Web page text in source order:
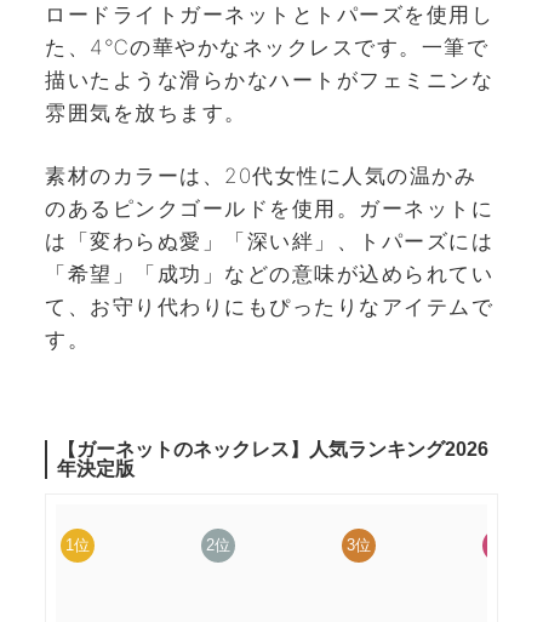
ロードライトガーネットとトパーズを使用し
た、4℃の華やかなネックレスです。一筆で
描いたような滑らかなハートがフェミニンな
雰囲気を放ちます。
素材のカラーは、20代女性に人気の温かみ
のあるピンクゴールドを使用。ガーネットに
は「変わらぬ愛」「深い絆」、トパーズには
「希望」「成功」などの意味が込められてい
て、お守り代わりにもぴったりなアイテムで
す。